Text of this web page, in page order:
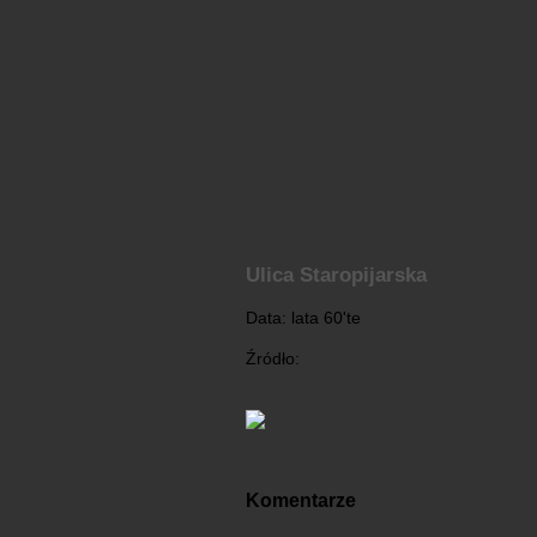
Ulica Staropijarska
Data: lata 60'te
Źródło:
Komentarze